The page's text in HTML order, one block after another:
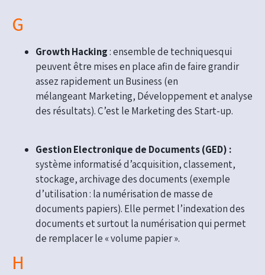
G
Growth Hacking: ensemble de techniquesqui
peuvent être mises en place afin de faire grandir
assez rapidement un Business (en
mélangeant Marketing, Développement et analyse
des résultats). C’est le Marketing des Start-up.
Gestion Electronique de Documents (GED) :
système informatisé d’acquisition, classement,
stockage, archivage des documents (exemple
d’utilisation : la numérisation de masse de
documents papiers). Elle permet l’indexation des
documents et surtout la numérisation qui permet
de remplacer le « volume papier ».
H